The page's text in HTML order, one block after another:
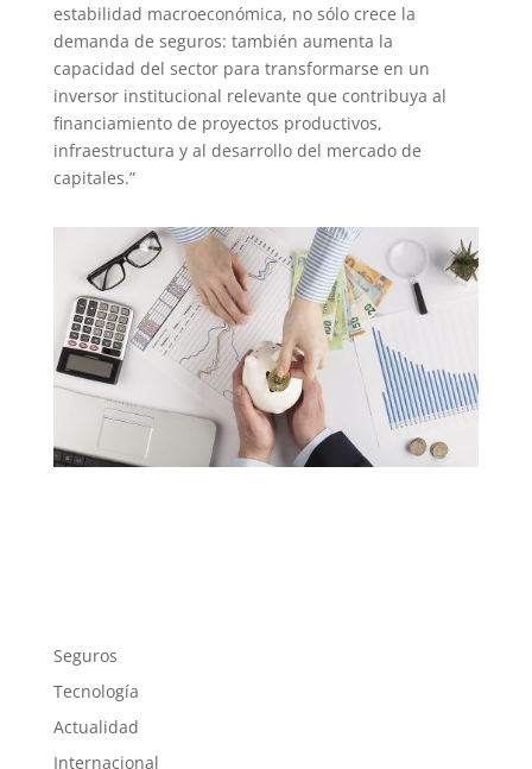
estabilidad macroeconómica, no sólo crece la
demanda de seguros: también aumenta la
capacidad del sector para transformarse en un
inversor institucional relevante que contribuya al
financiamiento de proyectos productivos,
infraestructura y al desarrollo del mercado de
capitales.”
Seguros
Tecnología
Actualidad
Internacional